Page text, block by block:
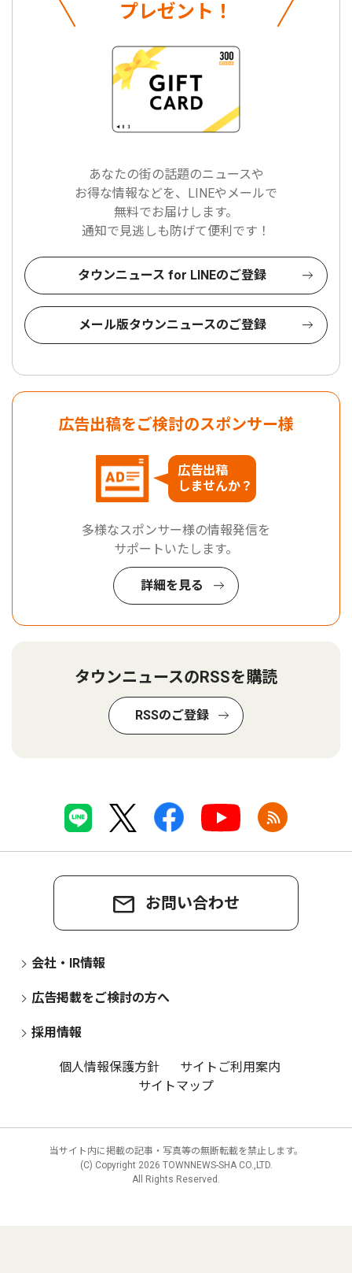
プレゼント！
あなたの街の話題のニュースや
お得な情報などを、LINEやメールで
無料でお届けします。
通知で見逃しも防げて便利です！
タウンニュース for LINEのご登録
メール版タウンニュースのご登録
広告出稿をご検討のスポンサー様
広告出稿
しませんか？
多様なスポンサー様の情報発信を
サポートいたします。
詳細を見る
タウンニュースのRSSを購読
RSSのご登録
お問い合わせ
会社・IR情報
広告掲載をご検討の方へ
採用情報
個人情報保護方針
サイトご利用案内
サイトマップ
当サイト内に掲載の記事・写真等の無断転載を禁止します。
(C) Copyright 2026 TOWNNEWS-SHA CO.,LTD.
All Rights Reserved.